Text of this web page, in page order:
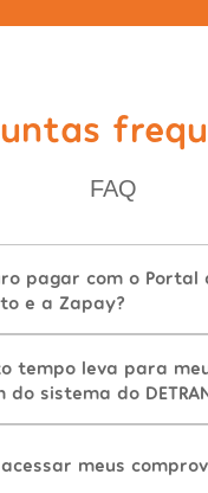
FAQ
pagar com o Portal
e a Zapay?
tempo leva para
do sistema do
meus